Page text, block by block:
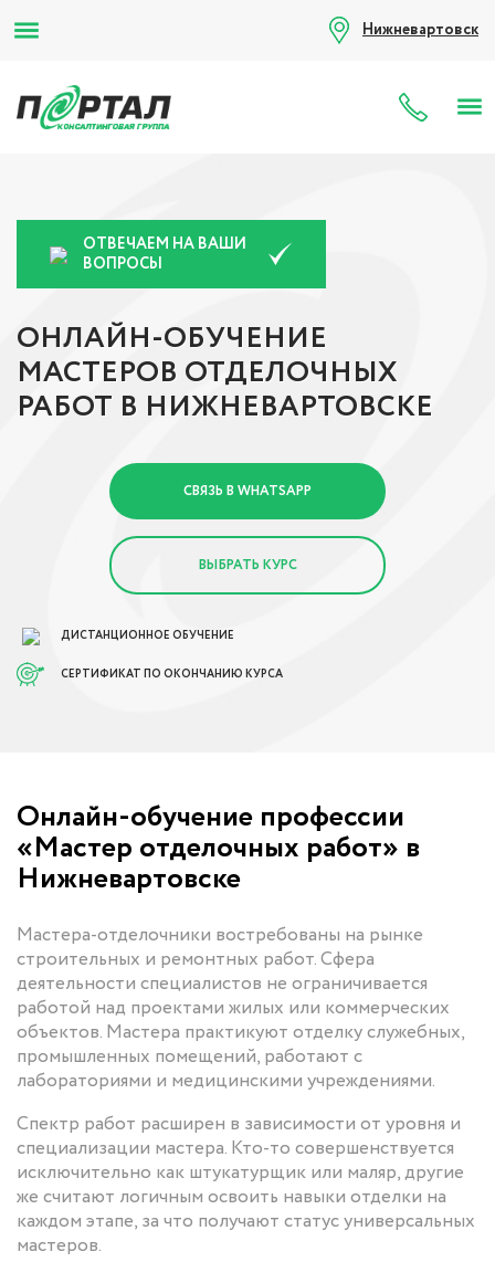
Нижневартовск
8
ОТВЕЧАЕМ НА ВАШИ
ВОПРОСЫ
ОНЛАЙН-ОБУЧЕНИЕ
МАСТЕРОВ ОТДЕЛОЧНЫХ
РАБОТ В НИЖНЕВАРТОВСКЕ
СВЯЗЬ В WHATSAPP
ВЫБРАТЬ КУРС
ДИСТАНЦИОННОЕ ОБУЧЕНИЕ
СЕРТИФИКАТ ПО ОКОНЧАНИЮ КУРСА
Онлайн-обучение профессии
«Мастер отделочных работ» в
Нижневартовске
Мастера-отделочники востребованы на рынке
строительных и ремонтных работ. Сфера
деятельности специалистов не ограничивается
работой над проектами жилых или коммерческих
объектов. Мастера практикуют отделку служебных,
промышленных помещений, работают с
лабораториями и медицинскими учреждениями.
Спектр работ расширен в зависимости от уровня и
специализации мастера. Кто-то совершенствуется
исключительно как штукатурщик или маляр, другие
же считают логичным освоить навыки отделки на
каждом этапе, за что получают статус универсальных
мастеров.